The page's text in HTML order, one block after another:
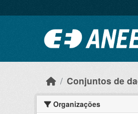
Conjuntos de
Organizações